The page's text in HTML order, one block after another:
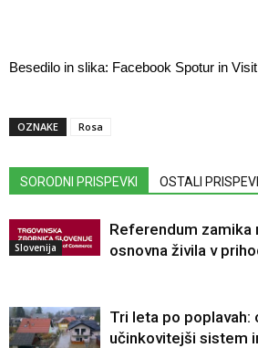
Besedilo in slika: Facebook Spotur in
OZNAKE Rosa
SORODNI PRISPEVKI OSTALI
Slovenija
Referendum zamika
osnovna živila v
Tri leta po poplavah:
učinkovitejši sistem